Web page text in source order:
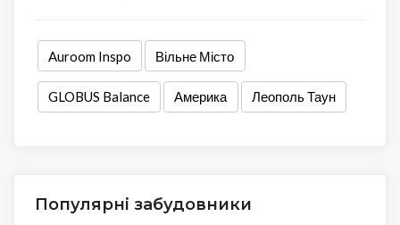
Auroom Inspo Вільне Місто
GLOBUS Balance Америка Леополь Таун
Популярні забудовники